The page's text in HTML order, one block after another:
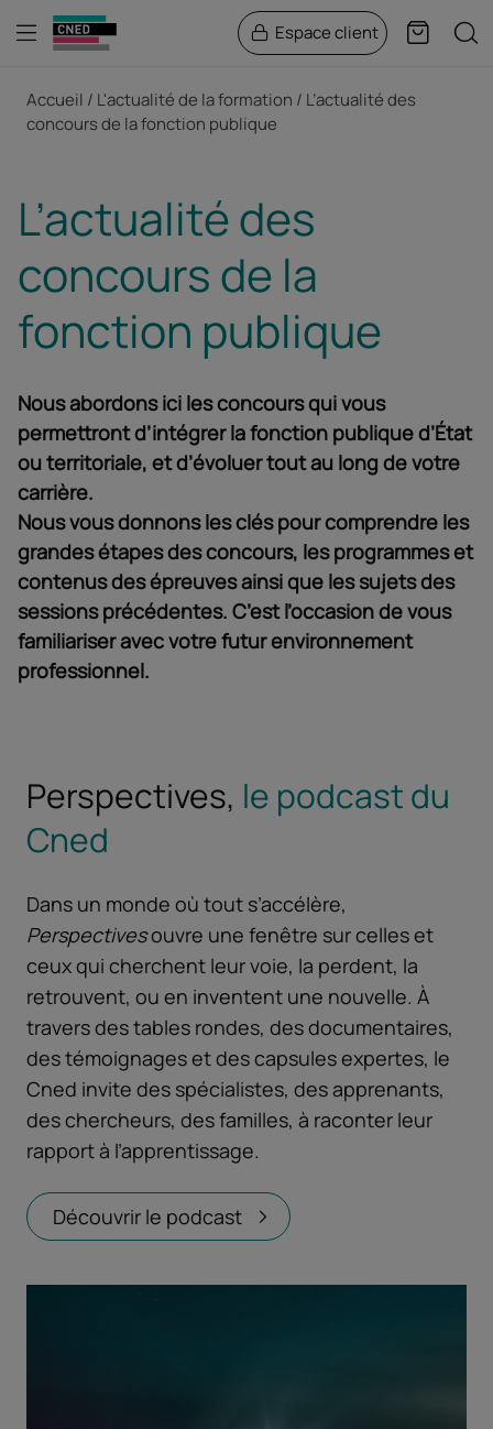
Menu Espace client Panier
Accueil L'actualité de la formation
L’actualité des
concours de la fonction publique
L’actualité des
concours de la
fonction publique
Nous abordons ici les concours qui vous
permettront d’intégrer la fonction publique d’État
ou territoriale, et d’évoluer tout au long de votre
carrière.
Nous vous donnons les clés pour comprendre les
grandes étapes des concours, les programmes et
contenus des épreuves ainsi que les sujets des
sessions précédentes. C’est l’occasion de vous
familiariser avec votre futur environnement
professionnel.
Perspectives, le podcast du
Cned
Dans un monde où tout s’accélère,
Perspectivesouvre une fenêtre sur celles et
ceux qui cherchent leur voie, la perdent, la
retrouvent, ou en inventent une nouvelle. À
travers des tables rondes, des documentaires,
des témoignages et des capsules expertes, le
Cned invite des spécialistes, des apprenants,
des chercheurs, des familles, à raconter leur
rapport à l’apprentissage.
Découvrir le podcast